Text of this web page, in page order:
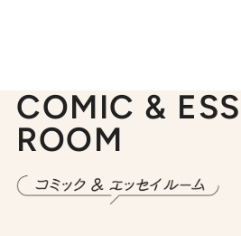
COMIC &
ROOM